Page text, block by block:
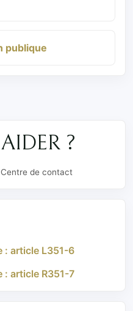
publique
?
Centre de contact
: article L351-6
: article R351-7